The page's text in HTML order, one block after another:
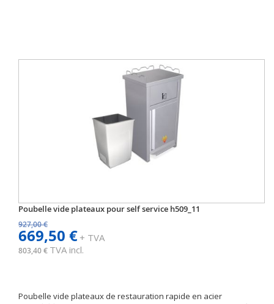
Poubelle vide plateaux pour self service h509_11
927,00 €
669,50 €+ TVA
803,40 € TVA incl.
Poubelle vide plateaux de restauration rapide en acier